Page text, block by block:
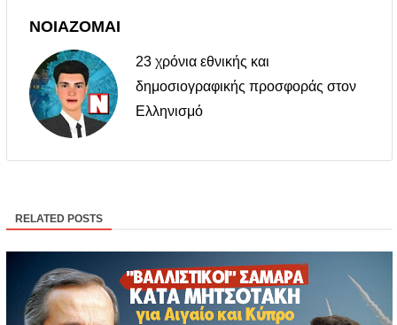
ΝΟΙΑΖΟΜΑΙ
23 χρόνια εθνικής και
δημοσιογραφικής προσφοράς στον
Ελληνισμό
RELATED POSTS